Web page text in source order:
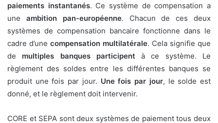
paiements instantanés. Ce système de compensation a
une ambition pan-européenne. Chacun de ces deux
systèmes de compensation bancaire fonctionne dans le
cadre d’une compensation multilatérale. Cela signifie que
de multiples banques participent à ce système. Le
règlement des soldes entre les différentes banques se
produit une fois par jour. Une fois par jour, le solde est
donné, et le règlement doit intervenir.
CORE et SEPA sont deux systèmes de paiement tous deux